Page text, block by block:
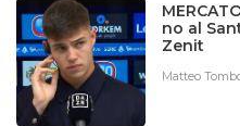
no al
Zenit
Matteo